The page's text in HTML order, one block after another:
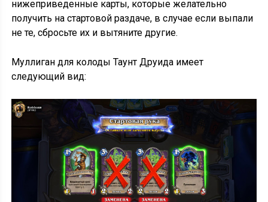
нижеприведенные карты, которые желательно
получить на стартовой раздаче, в случае если выпали
не те, сбросьте их и вытяните другие.
Муллиган для колоды Таунт Друида имеет
следующий вид: